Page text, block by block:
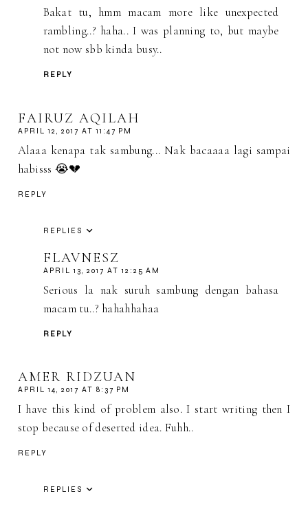
Bakat tu, hmm macam more like unexpected
rambling..? haha.. I was planning to, but maybe
not now sbb kinda busy..
REPLY
FAIRUZ AQILAH
APRIL 12, 2017 AT 11:47 PM
Alaaa kenapa tak sambung... Nak bacaaaa lagi sampai
habisss 😭💔
REPLY
REPLIES
FLAVNESZ
APRIL 13, 2017 AT 12:25 AM
Serious la nak suruh sambung dengan bahasa
macam tu..? hahahhahaa
REPLY
AMER RIDZUAN
APRIL 14, 2017 AT 8:37 PM
I have this kind of problem also. I start writing then I
stop because of deserted idea. Fuhh..
REPLY
REPLIES